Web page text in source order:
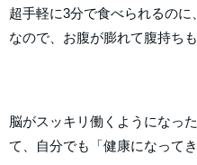
超手軽に3分で食べられるの
なので、お腹が膨れて腹持ちも
脳がスッキリ働くようになっ
て、自分でも「健康になって